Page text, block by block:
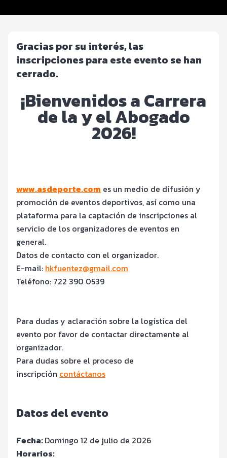
Gracias por su interés, las
inscripciones para este evento se han
cerrado.
¡Bienvenidos a Carrera
de la y el Abogado
2026!
www.asdeporte.com es un medio de difusión y
promoción de eventos deportivos, así como una
plataforma para la captación de inscripciones al
servicio de los organizadores de eventos en
general.
Datos de contacto con el organizador.
E-mail: hkfuentez@gmail.com
Teléfono: 722 390 0539
Para dudas y aclaración sobre la logística del
evento por favor de contactar directamente al
organizador.
Para dudas sobre el proceso de
inscripción contáctanos
Datos del evento
Fecha:Domingo 12 de julio de 2026
Horarios: